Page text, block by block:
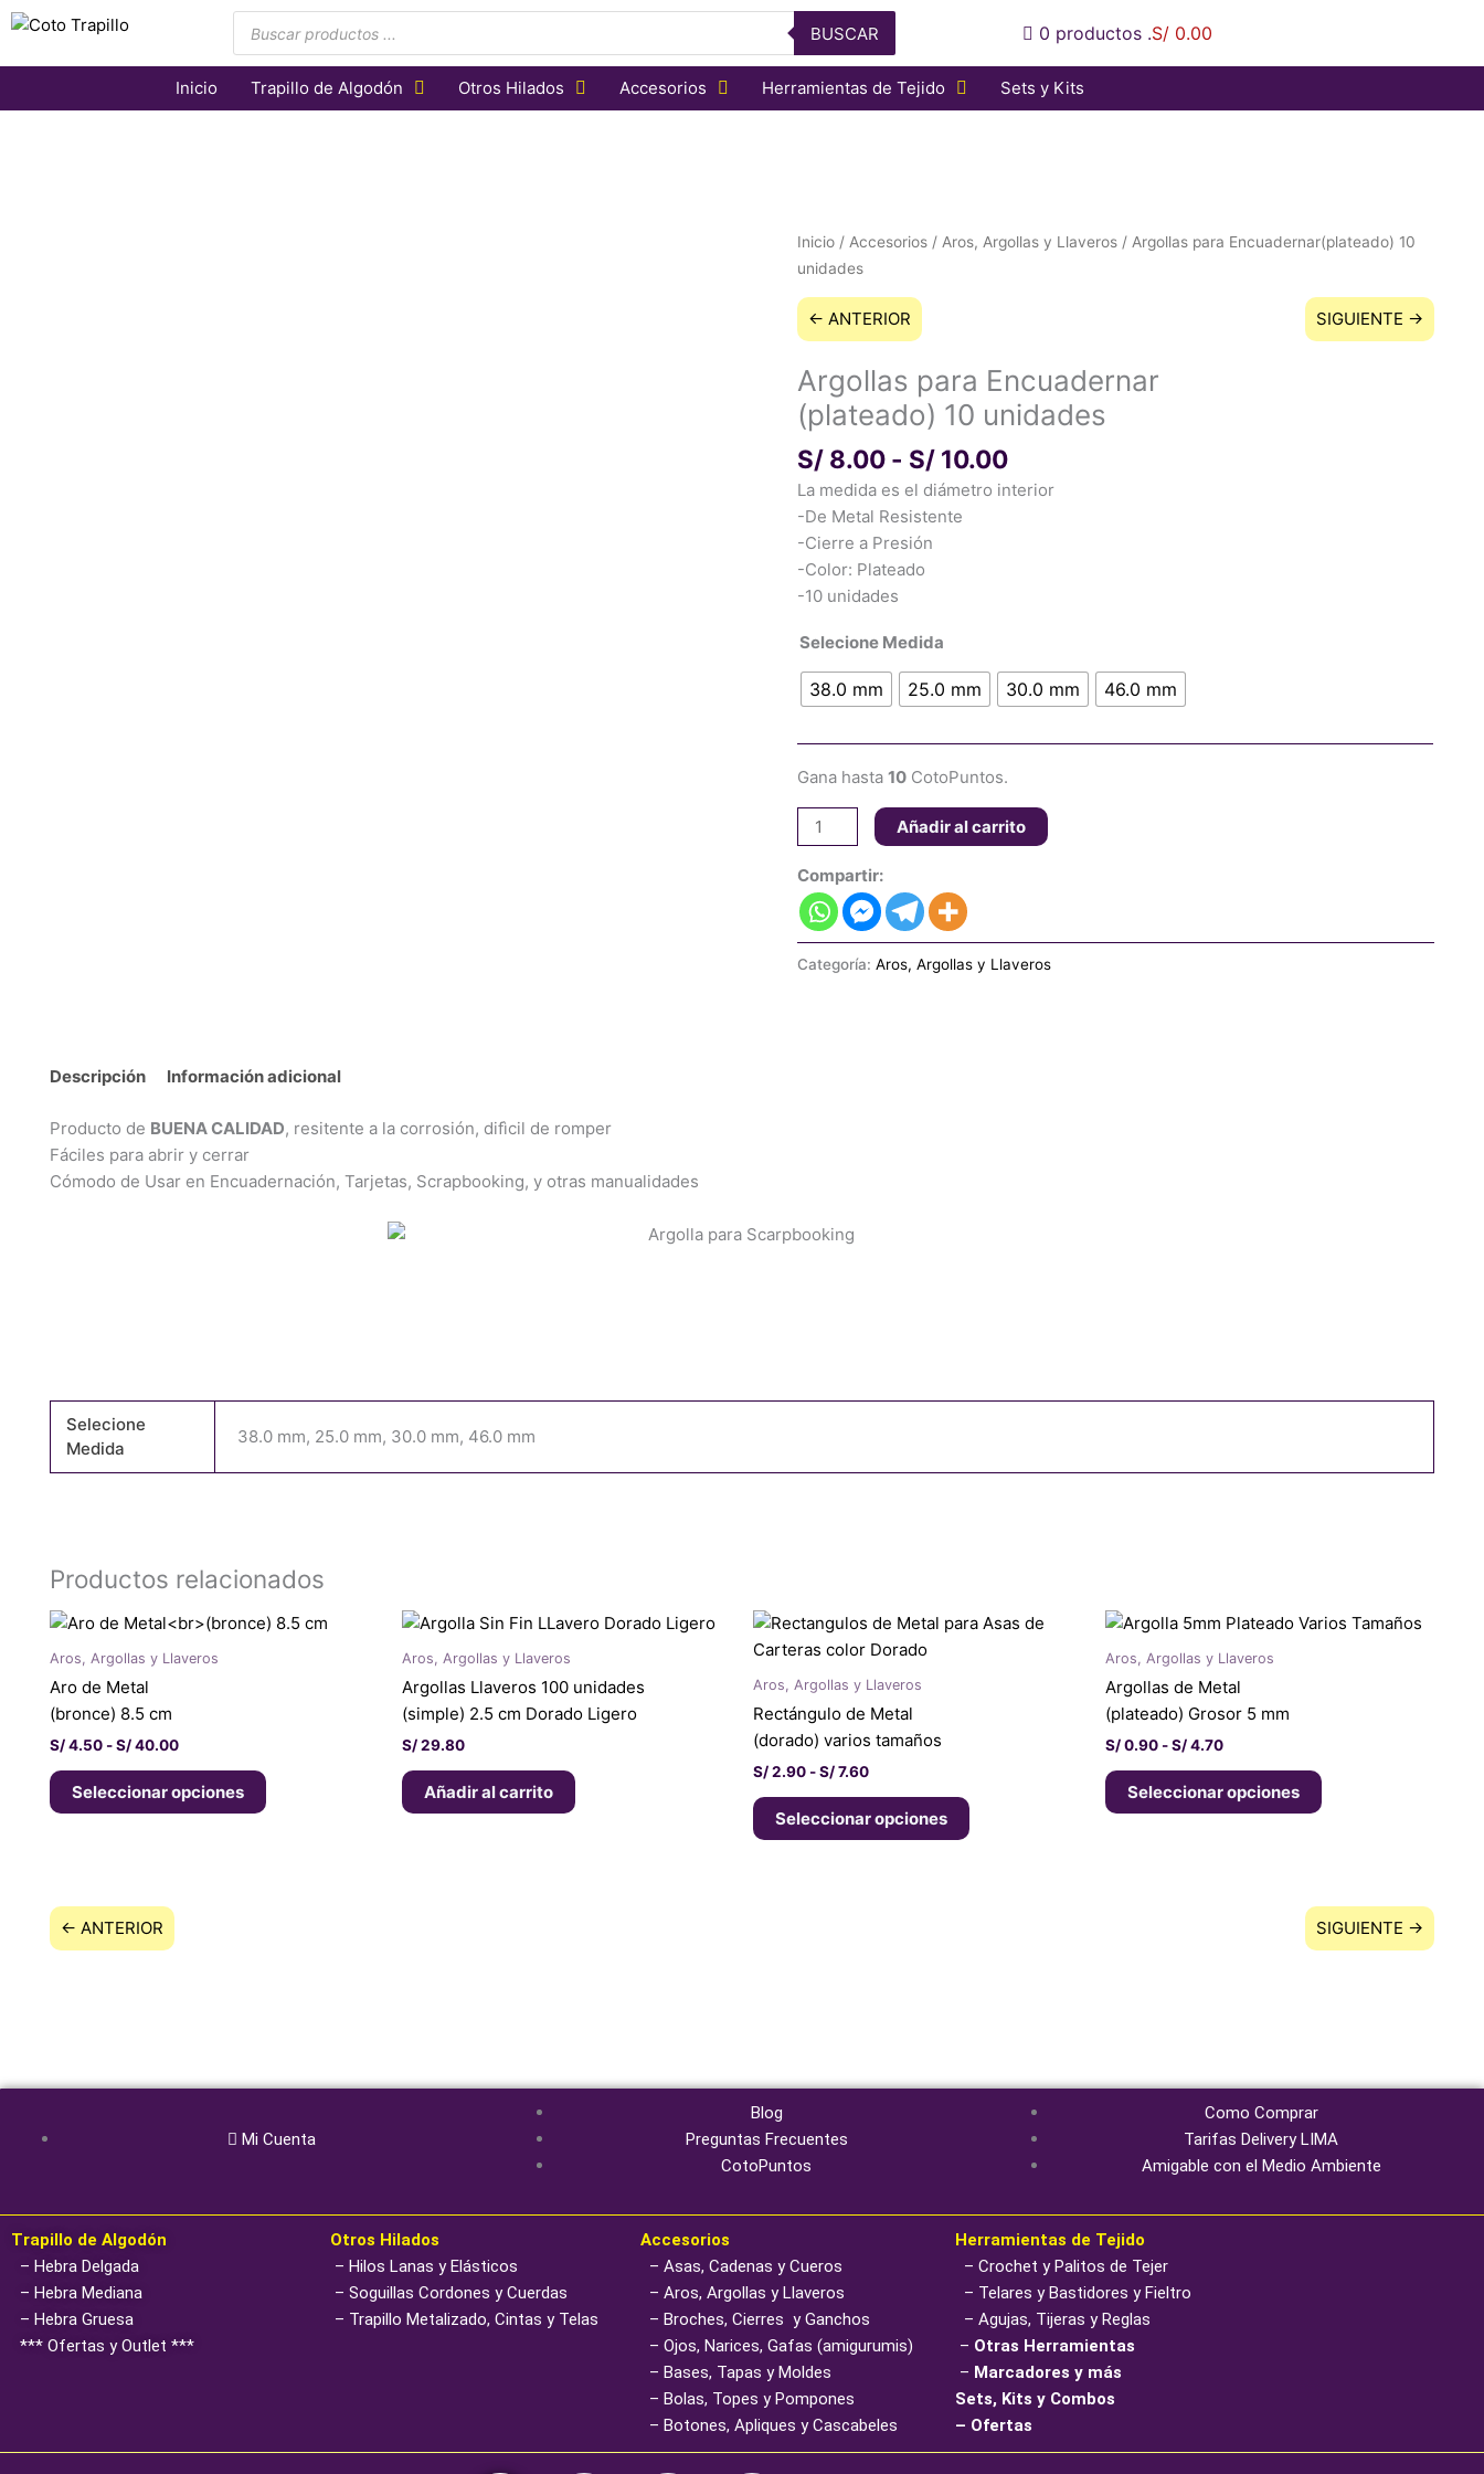
Búsqueda
de
productos
BUSCAR 0 productos .S/ 0.00
Inicio Trapillo de Algodón Otros Hilados Accesorios Herramientas de Tejido Sets y Kits
Inicio / Accesorios / Aros, Argollas y Llaveros / Argollas para Encuadernar(plateado) 10
unidades
← ANTERIOR SIGUIENTE →
Argollas para Encuadernar
(plateado) 10 unidades
S/ 8.00 - S/ 10.00
Rango
hasta
S/ 10.00
La medida es el diámetro interior
-De Metal Resistente
-Cierre a Presión
-Color: Plateado
-10 unidades
Selecione Medida
38.0 mm 25.0 mm 30.0 mm 46.0 mm
Gana hasta10 CotoPuntos.
Argollas
para
Encuadernar(plateado)
10
unidades
cantidad
Añadir al carrito
Compartir:
Categoría:Aros, Argollas y Llaveros
Descripción Información adicional
Producto de BUENA CALIDAD, resitente a la corrosión, difìcil de romper
Fáciles para abrir y cerrar
Cómodo de Usar en Encuadernación, Tarjetas, Scrapbooking, y otras manualidades
Selecione
Medida
38.0 mm, 25.0 mm, 30.0 mm, 46.0 mm
Productos relacionados
Aros, Argollas y Llaveros
Aro de Metal
(bronce) 8.5 cm
S/4.50 -S/40.00
Rango
precios:
Seleccionar opciones
Este
opciones
se
Aros, Argollas y Llaveros
Argollas Llaveros 100 unidades
(simple) 2.5 cm Dorado Ligero
S/29.80
Añadir al carrito
Aros, Argollas y Llaveros
Rectángulo de Metal
(dorado) varios tamaños
S/2.90 -S/7.60
Rango
precios:
S/ 2.90
hasta
S/ 7.60
Seleccionar opciones
Este
se
pueden
Aros, Argollas y Llaveros
Argollas de Metal
(plateado) Grosor 5 mm
S/0.90 - S/4.70
Rango
precios:
S/ 0.90
hasta
Seleccionar opciones
Este
opciones
se
la
página
← ANTERIOR SIGUIENTE →
Mi Cuenta
Blog
Preguntas Frecuentes
CotoPuntos
Como Comprar
Tarifas Delivery LIMA
Amigable con el Medio Ambiente
Trapillo de Algodón
– Hebra Delgada
– Hebra Mediana
– Hebra Gruesa
*** Ofertas y Outlet ***
Otros Hilados
– Hilos Lanas y Elásticos
– Soguillas Cordones y Cuerdas
– Trapillo Metalizado, Cintas y Telas
Accesorios
– Asas, Cadenas y Cueros
– Aros, Argollas y Llaveros
– Broches, Cierres y Ganchos
– Ojos, Narices, Gafas (amigurumis)
– Bases, Tapas y Moldes
– Bolas, Topes y Pompones
– Botones, Apliques y Cascabeles
Herramientas de Tejido
– Crochet y Palitos de Tejer
– Telares y Bastidores y Fieltro
– Agujas, Tijeras y Reglas
– Otras Herramientas
– Marcadores y más
Sets, Kits y Combos
– Ofertas